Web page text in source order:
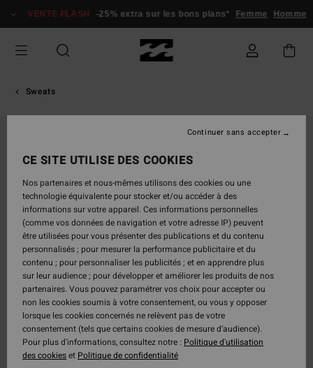
VENTE FLASH -25% extra sur les bons plans* Femme Homme
Sweats
CE SITE UTILISE DES COOKIES
Nos partenaires et nous-mêmes utilisons des cookies ou une
technologie équivalente pour stocker et/ou accéder à des
informations sur votre appareil. Ces informations personnelles
(comme vos données de navigation et votre adresse IP) peuvent
être utilisées pour vous présenter des publications et du contenu
personnalisés ; pour mesurer la performance publicitaire et du
contenu ; pour personnaliser les publicités ; et en apprendre plus
sur leur audience ; pour développer et améliorer les produits de nos
partenaires. Vous pouvez paramétrer vos choix pour accepter ou
non les cookies soumis à votre consentement, ou vous y opposer
lorsque les cookies concernés ne relèvent pas de votre
consentement (tels que certains cookies de mesure d’audience).
Pour plus d'informations, consultez notre : Politique d'utilisation
des cookieset Politique de confidentialité
Continuer sans accepter